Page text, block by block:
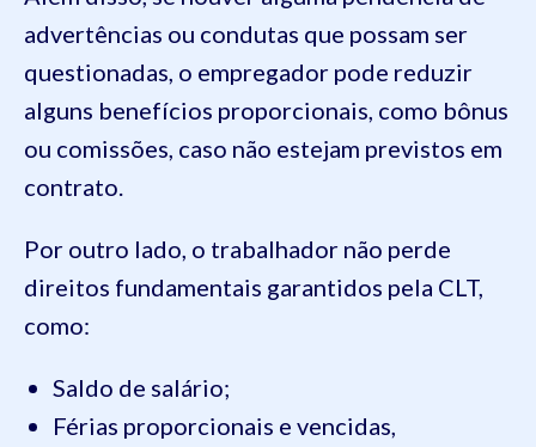
advertências ou condutas que possam ser
questionadas, o empregador pode reduzir
alguns benefícios proporcionais, como bônus
ou comissões, caso não estejam previstos em
contrato.
Por outro lado, o trabalhador não perde
direitos fundamentais garantidos pela CLT,
como:
Saldo de salário;
Férias proporcionais e vencidas,